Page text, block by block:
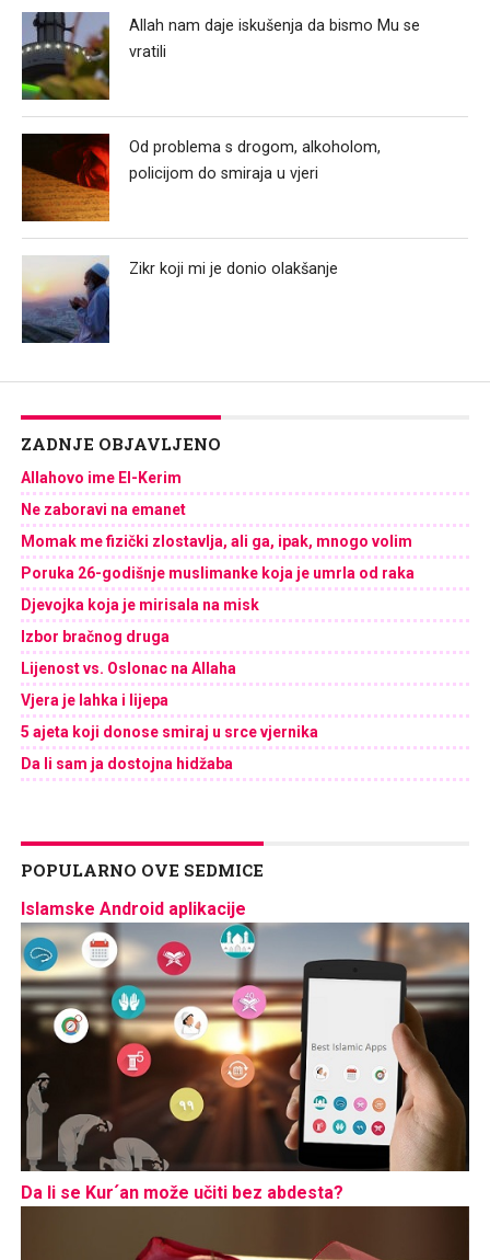
Allah nam daje iskušenja da bismo Mu se
vratili
Od problema s drogom, alkoholom,
policijom do smiraja u vjeri
Zikr koji mi je donio olakšanje
ZADNJE OBJAVLJENO
Allahovo ime El-Kerim
Ne zaboravi na emanet
Momak me fizički zlostavlja, ali ga, ipak, mnogo volim
Poruka 26-godišnje muslimanke koja je umrla od raka
Djevojka koja je mirisala na misk
Izbor bračnog druga
Lijenost vs. Oslonac na Allaha
Vjera je lahka i lijepa
5 ajeta koji donose smiraj u srce vjernika
Da li sam ja dostojna hidžaba
POPULARNO OVE SEDMICE
Islamske Android aplikacije
Da li se Kur´an može učiti bez abdesta?